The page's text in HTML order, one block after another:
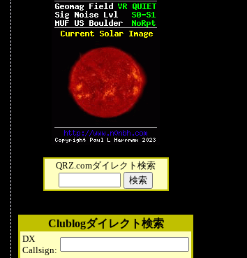
QRZ.comダイレクト検索
Clublogダイレクト検索
DX
Callsign: